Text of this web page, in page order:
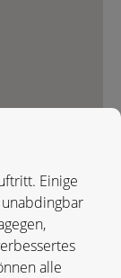
Einige
alle